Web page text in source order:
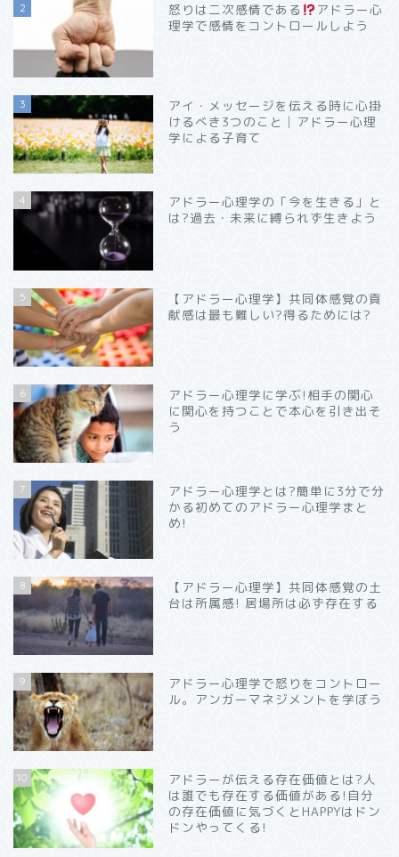
2 怒りは二次感情である
アドラー心
理学で感情をコントロールしよう
3
アイ・メッセージを伝える時に心掛
けるべき3つのこと│アドラー心理
学による子育て
4
アドラー心理学の「今を生きる」と
は?過去・未来に縛られず生きよう
5
【アドラー心理学】共同体感覚の貢
献感は最も難しい?得るためには?
6
アドラー心理学に学ぶ!相手の関心
に関心を持つことで本心を引き出そ
う
7
アドラー心理学とは?簡単に3分で分
かる初めてのアドラー心理学まと
め!
8
【アドラー心理学】共同体感覚の土
台は所属感! 居場所は必ず存在する
9
アドラー心理学で怒りをコントロー
ル。アンガーマネジメントを学ぼう
10
アドラーが伝える存在価値とは?人
は誰でも存在する価値がある!自分
の存在価値に気づくとHAPPYはドン
ドンやってくる!